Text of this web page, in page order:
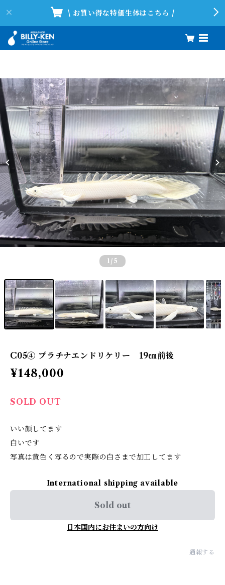
\ お買い得な特価生体はこちら /
1 /5
C05④ プラチナエンドリケリー 19㎝前後
¥148,000
SOLD OUT
いい顔してます
白いです
写真は黄色く写るので実際の白さまで加工してます
International shipping available
Sold out
日本国内にお住まいの方向け
通報する